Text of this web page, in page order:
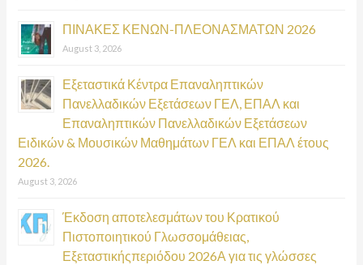
ΠΙΝΑΚΕΣ ΚΕΝΩΝ-ΠΛΕΟΝΑΣΜΑΤΩΝ 2026
August 3, 2026
Εξεταστικά Κέντρα Επαναληπτικών
Πανελλαδικών Εξετάσεων ΓΕΛ, ΕΠΑΛ και
Επαναληπτικών Πανελλαδικών Εξετάσεων
Ειδικών & Μουσικών Μαθημάτων ΓΕΛ και ΕΠΑΛ έτους
2026.
August 3, 2026
Έκδοση αποτελεσμάτων του Κρατικού
Πιστοποιητικού Γλωσσομάθειας,
Εξεταστικήςπεριόδου 2026Α για τις γλώσσες